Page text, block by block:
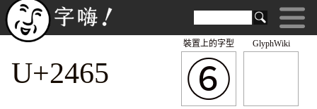
GlyphWiki
⑥
裝置上的字型
U+2465